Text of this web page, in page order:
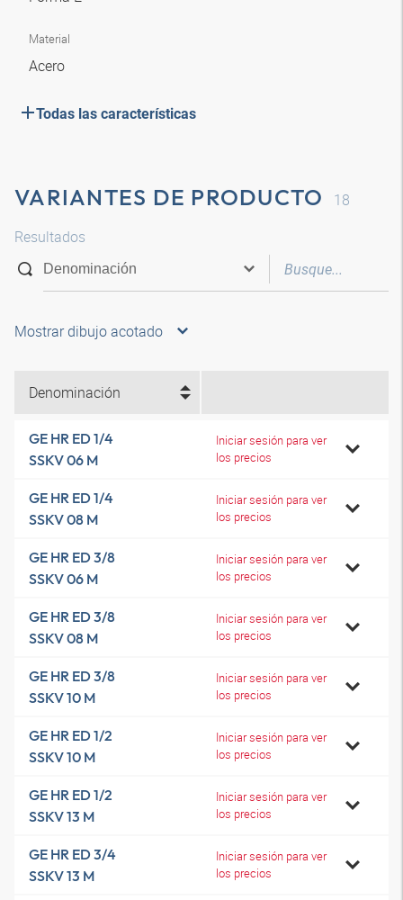
Material
Acero
Todas las características
VARIANTES DE PRODUCTO
18
Resultados
Mostrar dibujo acotado
Denominación
GE HR ED 1/4
SSKV 06 M
Iniciar sesión para ver
los precios
GE HR ED 1/4
SSKV 08 M
Iniciar sesión para ver
los precios
GE HR ED 3/8
SSKV 06 M
Iniciar sesión para ver
los precios
GE HR ED 3/8
SSKV 08 M
Iniciar sesión para ver
los precios
GE HR ED 3/8
SSKV 10 M
Iniciar sesión para ver
los precios
GE HR ED 1/2
SSKV 10 M
Iniciar sesión para ver
los precios
GE HR ED 1/2
SSKV 13 M
Iniciar sesión para ver
los precios
GE HR ED 3/4
SSKV 13 M
Iniciar sesión para ver
los precios